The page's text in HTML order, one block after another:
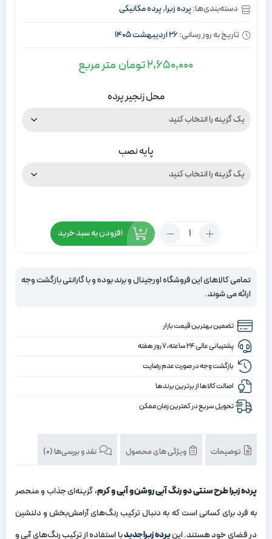
دسته‌بندی‌ها:پرده زبرا,پرده مکانیکی
تاریخ به روز رسانی:26 اردیبهشت 1405
2,650,000تومان متر مربع
محل زنجیر پرده
پایه نصب
تعداد:
طرح
سنتی
آبی
روشن
آبی
و
کرم
افزودن به سبد خرید
تمامی کالاهای این فروشگاه اورجینال و برند بوده و با گارانتی بازگشت وجه
ارائه می شوند.
تضمین بهترین قیمت بازار
پشتیبانی عالی ۲۴ ساعته، ۷ روز هفته
بازگشت وجه در صورت عدم رضایت
اصالت کالاها از برترین برندها
تحویل سریع در کمترین زمان ممکن
توضیحات ویژگی های محصول نقد و بررسی‌ها (0)
پرده زبرا طرح سنتی دو رنگ آبی روشن و آبی و کرم، گزینه‌ای جذاب و منحصر
به فرد برای کسانی است که به دنبال ترکیب رنگ‌های آرامش‌بخش و دلنشین
در فضای خود هستند. اینپرده زبرا جدیدبا استفاده از ترکیب رنگ‌های آبی و